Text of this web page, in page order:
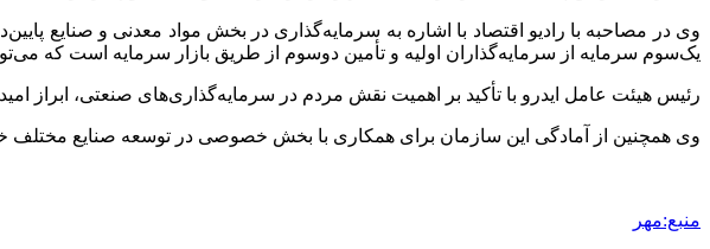
وی در مصاحبه با رادیو اقتصاد با اشاره به سرمایه‌گذاری در بخش مواد معدنی و صنایع
یک‌سوم سرمایه از سرمایه‌گذاران اولیه و تأمین دوسوم از طریق بازار سرمایه است که
رئیس هیئت عامل ایدرو با تأکید بر اهمیت نقش مردم در سرمایه‌گذاری‌های صنعتی، ابراز
وی همچنین از آمادگی این سازمان برای همکاری با بخش خصوصی در توسعه صنایع مختلف
منبع:مهر